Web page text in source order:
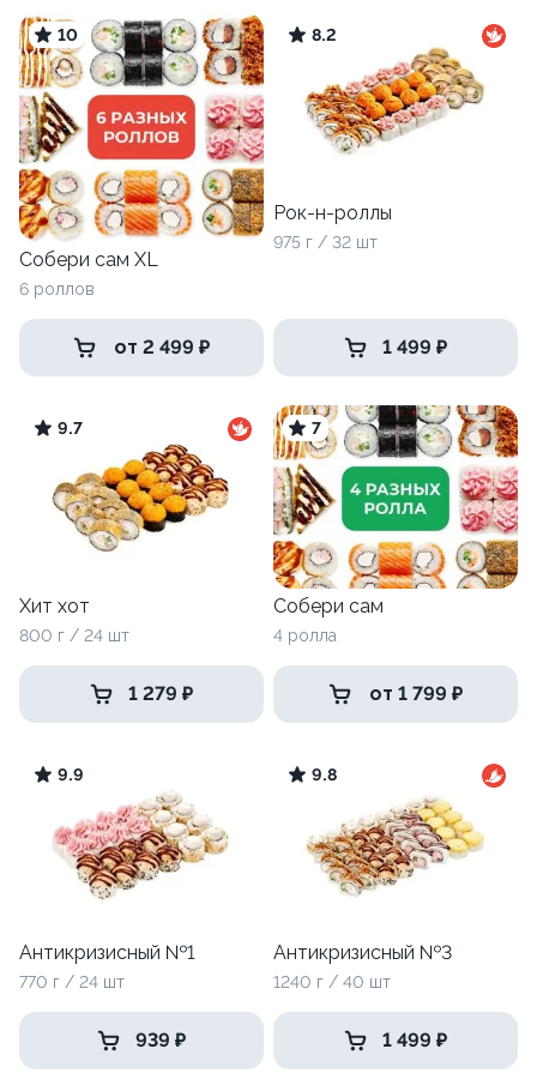
10
Собери сам XL
6 роллов
от 2 499 ₽
8.2
Рок-н-роллы
975 г / 32 шт
1 499 ₽
9.7
Хит хот
800 г / 24 шт
1 279 ₽
7
Собери сам
4 ролла
от 1 799 ₽
9.9
Антикризисный №1
770 г / 24 шт
939 ₽
9.8
Антикризисный №3
1240 г / 40 шт
1 499 ₽